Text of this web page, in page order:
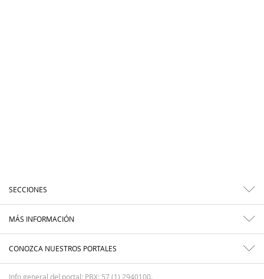
SECCIONES
MÁS INFORMACIÓN
CONOZCA NUESTROS PORTALES
Info general del portal: PBX: 57 (1) 2940100.